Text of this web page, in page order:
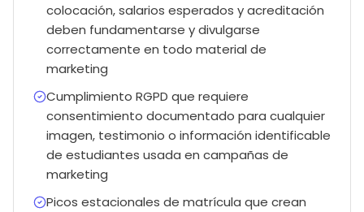
colocación, salarios esperados y acreditación
deben fundamentarse y divulgarse
correctamente en todo material de
marketing
Cumplimiento RGPD que requiere
consentimiento documentado para cualquier
imagen, testimonio o información identificable
de estudiantes usada en campañas de
marketing
Picos estacionales de matrícula que crean